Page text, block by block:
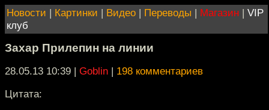
Новости | Картинки | Видео | Переводы | Магазин | VIP
клуб
Захар Прилепин на линии
28.05.13 10:39 | Goblin | 198 комментариев
Цитата: